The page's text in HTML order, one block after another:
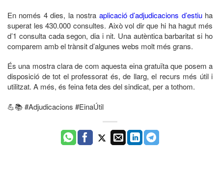
En només 4 dies, la nostra aplicació d’adjudicacions d’estiuha
superat les 430.000 consultes. Això vol dir que hi ha hagut més
d’1 consulta cada segon, dia i nit. Una autèntica barbaritat si ho
comparem amb el trànsit d’algunes webs molt més grans.
És una mostra clara de com aquesta eina gratuïta que posem a
disposició de tot el professorat és, de llarg, el recurs més útil i
utilitzat. A més, és feina feta des del sindicat, per a tothom.
💪📚 #Adjudicacions #EinaÚtil